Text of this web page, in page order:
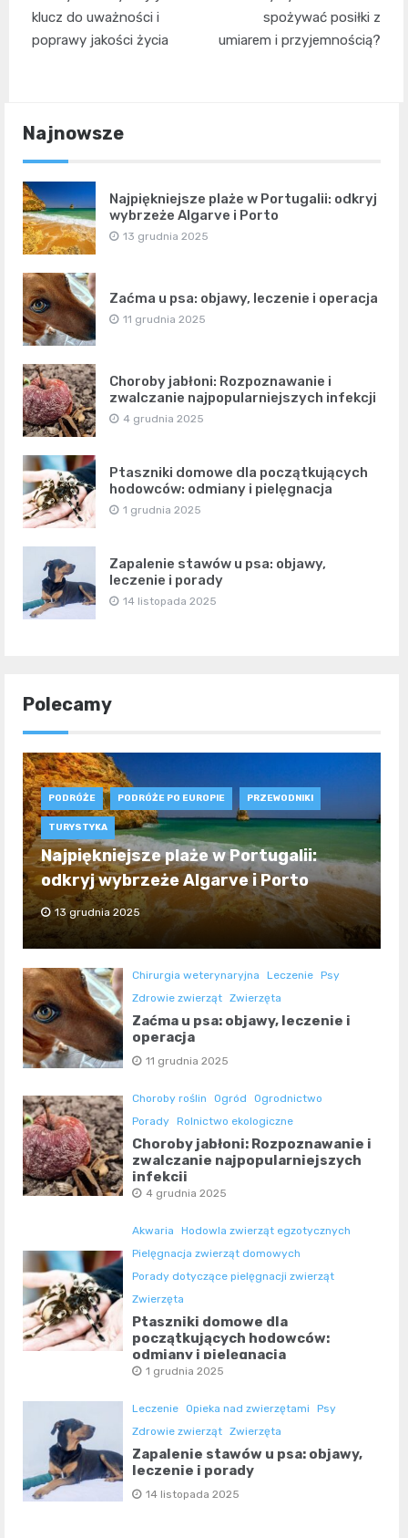
wpisu
klucz do uważności i
poprawy jakości życia
spożywać posiłki z
umiarem i przyjemnością?
Najnowsze
Najpiękniejsze plaże w Portugalii: odkryj
wybrzeże Algarve i Porto
13 grudnia 2025
Zaćma u psa: objawy, leczenie i operacja
11 grudnia 2025
Choroby jabłoni: Rozpoznawanie i
zwalczanie najpopularniejszych infekcji
4 grudnia 2025
Ptaszniki domowe dla początkujących
hodowców: odmiany i pielęgnacja
1 grudnia 2025
Zapalenie stawów u psa: objawy,
leczenie i porady
14 listopada 2025
Polecamy
PODRÓŻE PODRÓŻE PO EUROPIE PRZEWODNIKI
TURYSTYKA
Najpiękniejsze plaże w Portugalii:
odkryj wybrzeże Algarve i Porto
13 grudnia 2025
Chirurgia weterynaryjna Leczenie Psy
Zdrowie zwierząt Zwierzęta
Zaćma u psa: objawy, leczenie i
operacja
11 grudnia 2025
Choroby roślin Ogród
Ogrodnictwo
Porady Rolnictwo ekologiczne
Choroby jabłoni: Rozpoznawanie i
zwalczanie najpopularniejszych
infekcji
4 grudnia 2025
Akwaria
Hodowla zwierząt egzotycznych
Pielęgnacja zwierząt domowych
Porady dotyczące pielęgnacji zwierząt
Zwierzęta
Ptaszniki domowe dla
początkujących hodowców:
odmiany i pielęgnacja
1 grudnia 2025
Leczenie Opieka nad zwierzętami
Psy
Zdrowie zwierząt Zwierzęta
Zapalenie stawów u psa: objawy,
leczenie i porady
14 listopada 2025